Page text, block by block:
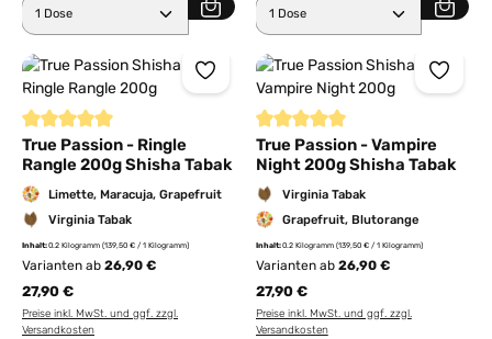
Produkt Anzahl: Gib den gewünschten Wert ein
Produkt Anzahl: Gib den
Durchschnittliche Bewertung von 5 von 5 Sternen
True Passion - Ringle
Rangle 200g Shisha Tabak
Limette, Maracuja, Grapefruit
Virginia Tabak
Inhalt:0.2 Kilogramm (139,50 € / 1 Kilogramm)
Varianten ab 26,90 €
27,90 €
Preise inkl. MwSt. und ggf. zzgl.
Versandkosten
Durchschnittliche Bewertung
True Passion - Vampire
Night 200g Shisha Tabak
Virginia Tabak
Grapefruit, Blutorange
Inhalt:0.2 Kilogramm (139,50 € / 1 Kilogramm)
Varianten ab26,90 €
27,90 €
Preise inkl. MwSt. und ggf. zzgl.
Versandkosten